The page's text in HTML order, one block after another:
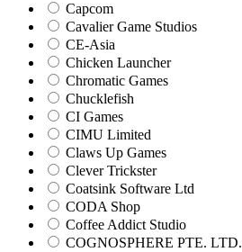
Capcom
Cavalier Game Studios
CE-Asia
Chicken Launcher
Chromatic Games
Chucklefish
CI Games
CIMU Limited
Claws Up Games
Clever Trickster
Coatsink Software Ltd
CODA Shop
Coffee Addict Studio
COGNOSPHERE PTE. LTD.